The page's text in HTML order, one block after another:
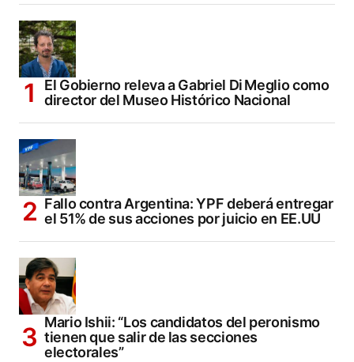
El Gobierno releva a Gabriel Di Meglio como
director del Museo Histórico Nacional
Fallo contra Argentina: YPF deberá entregar
el 51% de sus acciones por juicio en EE.UU
Mario Ishii: “Los candidatos del peronismo
tienen que salir de las secciones
electorales”